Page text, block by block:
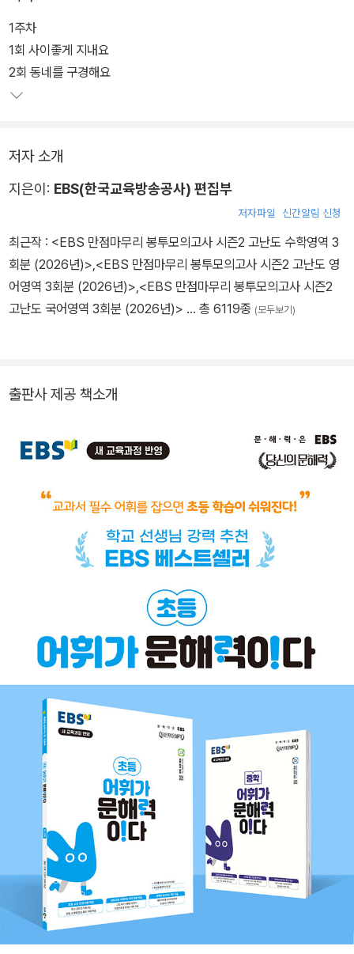
1주차
1회 사이좋게 지내요
2회 동네를 구경해요
저자 소개
지은이: EBS(한국교육방송공사) 편집부
저자파일 신간알림 신청
최근작 : <EBS 만점마무리 봉투모의고사 시즌2 고난도 수학영역 3
회분 (2026년)>,<EBS 만점마무리 봉투모의고사 시즌2 고난도 영
어영역 3회분 (2026년)>,<EBS 만점마무리 봉투모의고사 시즌2
고난도 국어영역 3회분 (2026년)> … 총 6119종 (모두보기)
출판사 제공 책소개